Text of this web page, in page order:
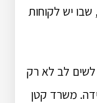
יש לקוחות
לב לא רק
משרד קטן